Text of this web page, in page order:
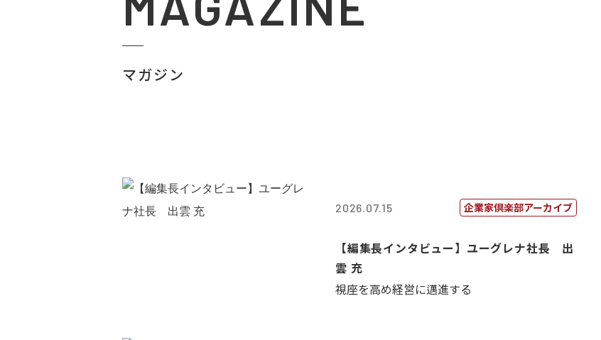
マガジン
2026.07.15 企業家倶楽部アーカイブ
【編集長インタビュー】ユーグレナ社長 出
雲 充
視座を高め経営に邁進する